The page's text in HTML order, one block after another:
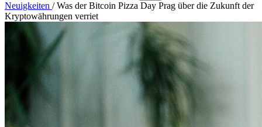
Neuigkeiten / Was der Bitcoin Pizza Day Prag über die Zukunft der
Kryptowährungen verriet